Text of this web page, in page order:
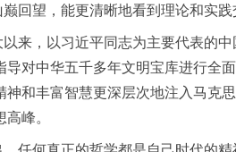
望，能更清晰地看到理论和实践
，以习近平同志为主要代表的中
导对中华五千多年文明宝库进行全
神和丰富智慧更深层次地注入马克
峰。